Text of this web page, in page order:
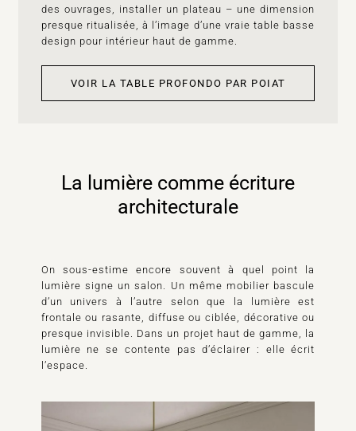
des ouvrages, installer un plateau – une dimension
presque ritualisée, à l’image d’une vraie table basse
design pour intérieur haut de gamme.
VOIR LA TABLE PROFONDO PAR POIAT
La lumière comme écriture
architecturale
On sous-estime encore souvent à quel point la
lumière signe un salon. Un même mobilier bascule
d’un univers à l’autre selon que la lumière est
frontale ou rasante, diffuse ou ciblée, décorative ou
presque invisible. Dans un projet haut de gamme, la
lumière ne se contente pas d’éclairer : elle écrit
l’espace.